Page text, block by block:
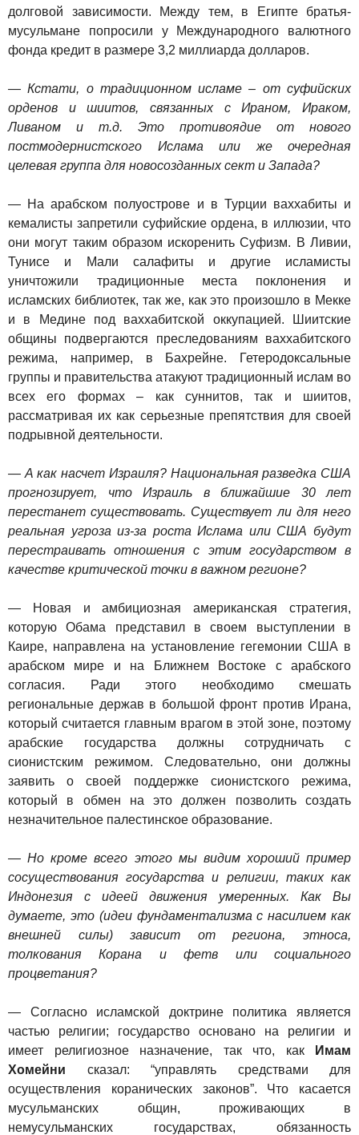
долговой зависимости. Между тем, в Египте братья-
мусульмане попросили у Международного валютного
фонда кредит в размере 3,2 миллиарда долларов.
— Кстати, о традиционном исламе – от суфийских
орденов и шиитов, связанных с Ираном, Ираком,
Ливаном и т.д. Это противоядие от нового
постмодернистского Ислама или же очередная
целевая группа для новосозданных сект и Запада?
— На арабском полуострове и в Турции ваххабиты и
кемалисты запретили суфийские ордена, в иллюзии, что
они могут таким образом искоренить Суфизм. В Ливии,
Тунисе и Мали салафиты и другие исламисты
уничтожили традиционные места поклонения и
исламских библиотек, так же, как это произошло в Мекке
и в Медине под ваххабитской оккупацией. Шиитские
общины подвергаются преследованиям ваххабитского
режима, например, в Бахрейне. Гетеродоксальные
группы и правительства атакуют традиционный ислам во
всех его формах – как суннитов, так и шиитов,
рассматривая их как серьезные препятствия для своей
подрывной деятельности.
— А как насчет Израиля? Национальная разведка США
прогнозирует, что Израиль в ближайшие 30 лет
перестанет существовать. Существует ли для него
реальная угроза из-за роста Ислама или США будут
перестраивать отношения с этим государством в
качестве критической точки в важном регионе?
— Новая и амбициозная американская стратегия,
которую Обама представил в своем выступлении в
Каире, направлена на установление гегемонии США в
арабском мире и на Ближнем Востоке с арабского
согласия. Ради этого необходимо смешать
региональные держав в большой фронт против Ирана,
который считается главным врагом в этой зоне, поэтому
арабские государства должны сотрудничать с
сионистским режимом. Следовательно, они должны
заявить о своей поддержке сионистского режима,
который в обмен на это должен позволить создать
незначительное палестинское образование.
— Но кроме всего этого мы видим хороший пример
сосуществования государства и религии, таких как
Индонезия с идеей движения умеренных. Как Вы
думаете, это (идеи фундаментализма с насилием как
внешней силы) зависит от региона, этноса,
толкования Корана и фетв или социального
процветания?
— Согласно исламской доктрине политика является
частью религии; государство основано на религии и
имеет религиозное назначение, так что, как
Имам
Хомейни сказал: “управлять средствами для
осуществления коранических законов”. Что касается
мусульманских общин, проживающих в
немусульманских государствах, обязанность